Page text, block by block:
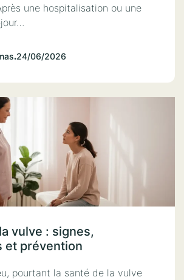
une hospitalisation ou une
.24/06/2026
vulve : signes,
et prévention
pourtant la santé de la vulve